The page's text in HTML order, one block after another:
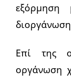
Επί της
οργάνωση